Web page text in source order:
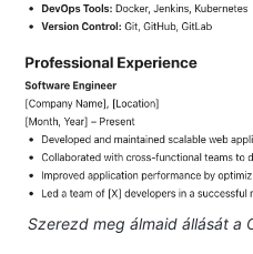
Szerezd meg álmaid állását a